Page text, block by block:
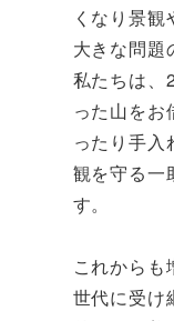
くなり景
大きな問題
私たちは、
った山をお
ったり手入
観を守る一
す。
これからも
世代に受け